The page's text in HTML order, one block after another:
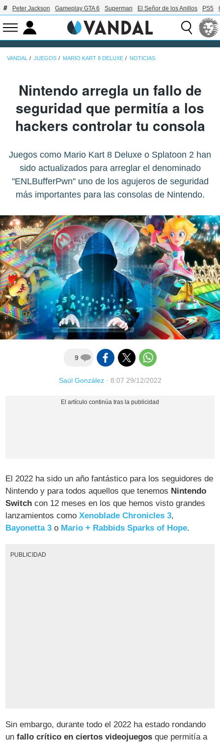
Peter Jackson Gameplay GTA 6 Superman El Señor de los Anillos PS5
VANDAL JUEGOS MARIO KART 8 DELUXE NOTICIAS
Nintendo arregla un fallo de
seguridad que permitía a los
hackers controlar tu consola
Juegos como Mario Kart 8 Deluxe o Splatoon 2 han
sido actualizados para arreglar el denominado
"ENLBufferPwn" uno de los agujeros de seguridad
más importantes para las consolas de Nintendo.
9
Saúl González· 8:07 29/12/2022
El 2022 ha sido un año fantástico para los seguidores de
Nintendo y para todos aquellos que tenemos Nintendo
Switch con 12 meses en los que hemos visto grandes
lanzamientos comoXenoblade Chronicles 3,
Bayonetta 3 o Mario + Rabbids Sparks of Hope.
PUBLICIDAD
Sin embargo, durante todo el 2022 ha estado rondando
un fallo crítico en ciertos videojuegos que permitía a